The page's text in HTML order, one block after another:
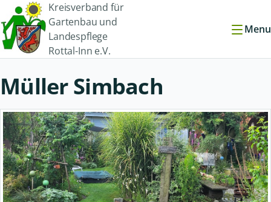
Kreisverband für
Gartenbau und
Landespflege
Rottal-Inn e.V.
Menu
Müller Simbach